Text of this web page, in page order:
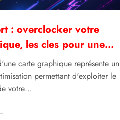
: overclocker votre
les cles pour une
optimale sans risque
carte graphique représente un
permettant d'exploiter le
votre…